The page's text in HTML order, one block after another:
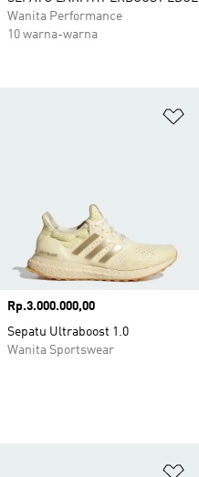
Harga
Rp.3.000.000,00
Sepatu Ultraboost 1.0
Wanita Sportswear
Wanita Performance
10 warna-warna